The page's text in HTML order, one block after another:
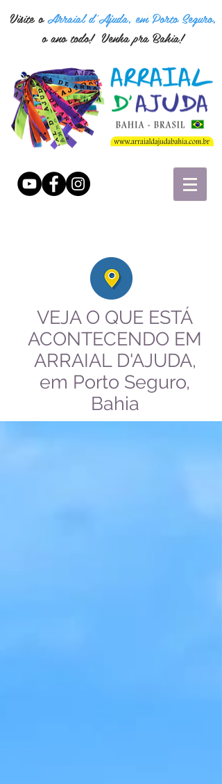
Visite oArraial d'Ajuda, em Porto Seguro,
o ano todo! Venha pra Bahia!
VEJA O QUE ESTÁ
ACONTECENDO EM
ARRAIAL D'AJUDA,
em Porto Seguro,
Bahia